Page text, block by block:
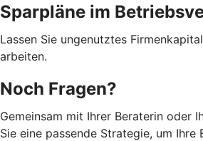
Sparpläne im
Lassen Sie ungenutztes
arbeiten.
Noch Fragen?
Gemeinsam mit Ihrer Beraterin oder
Sie eine passende Strategie, um